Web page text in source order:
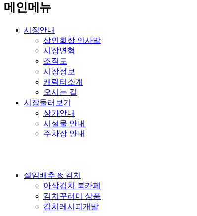
메인메뉴
시장안내
상인회장 인사말
시장연혁
조직도
시장정보
캐릭터소개
오시는 길
시장둘러보기
상가안내
시설물 안내
주차장 안내
절임배추 & 김치
아삭김치 북카페
김치꾸러미 상품
김치레시피개발